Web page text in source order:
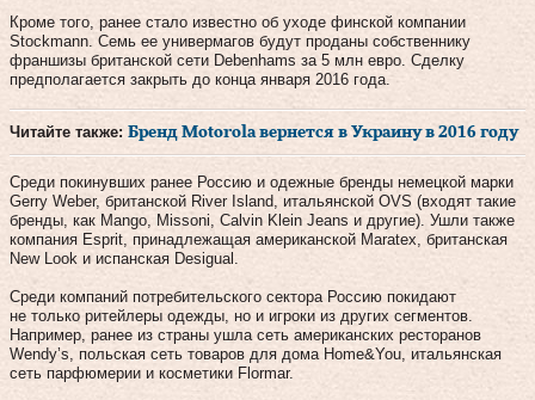
Кроме того, ранее стало известно об уходе финской компании
Stockmann. Семь ее универмагов будут проданы собственнику
франшизы британской сети Debenhams за 5 млн евро. Сделку
предполагается закрыть до конца января 2016 года.
Читайте также: Бренд Motorola вернется в Украину в 2016 году
Среди покинувших ранее Россию и одежные бренды немецкой марки
Gerry Weber, британской River Island, итальянской OVS (входят такие
бренды, как Mango, Missoni, Calvin Klein Jeans и другие). Ушли также
компания Esprit, принадлежащая американской Maratex, британская
New Look и испанская Desigual.
Среди компаний потребительского сектора Россию покидают
не только ритейлеры одежды, но и игроки из других сегментов.
Например, ранее из страны ушла сеть американских ресторанов
Wendy’s, польская сеть товаров для дома Home&You, итальянская
сеть парфюмерии и косметики Flormar.